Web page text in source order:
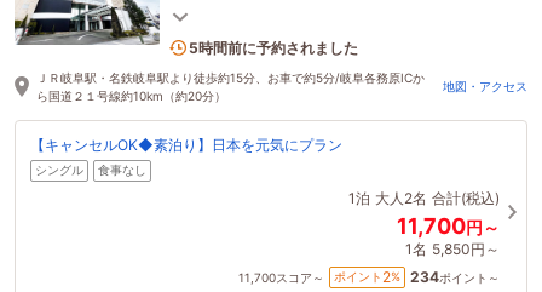
ルしたお部屋、充実したアメニティーバー！
1名がこの宿を見ています
5時間前に予約されました
ＪＲ岐阜駅・名鉄岐阜駅より徒歩約15分、お車で約5分/岐阜各務原ICか
ら国道２１号線約10km（約20分）
地図・アクセス
【キャンセルOK◆素泊り】日本を元気にプラン
シングル 食事なし
1泊 大人2名 合計(税込)
11,700円～
1名 5,850円～
11,700スコア～ ポイント 2% 234ポイント～